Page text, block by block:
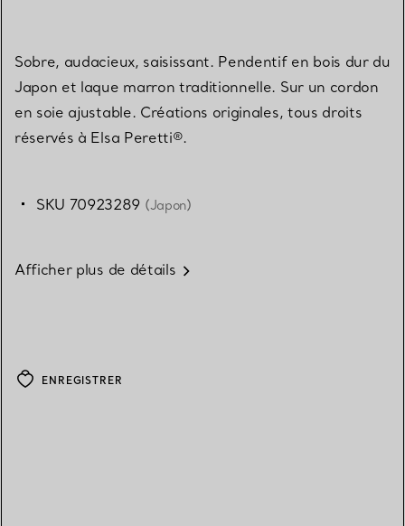
Sobre, audacieux, saisissant. Pendentif en bois dur du
Japon et laque marron traditionnelle. Sur un cordon
en soie ajustable. Créations originales, tous droits
réservés à Elsa Peretti®.
SKU 70923289 (Japon)
Afficher plus de détails
ENREGISTRER